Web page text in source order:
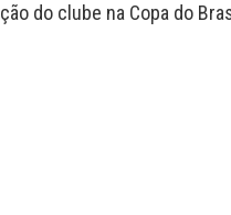
do clube na Copa do